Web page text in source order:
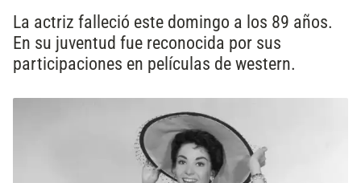
La actriz falleció este domingo a los 89 años.
En su juventud fue reconocida por sus
participaciones en películas de western.